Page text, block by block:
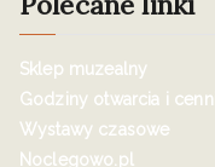
Sklep muzealny
Godziny otwarcia i
Wystawy czasowe
Noclegowo.pl